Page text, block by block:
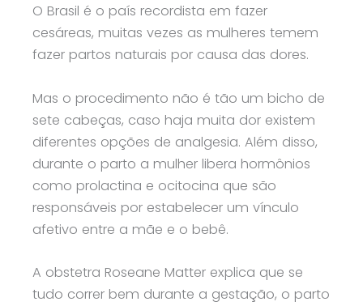
O Brasil é o país recordista em fazer
cesáreas, muitas vezes as mulheres temem
fazer partos naturais por causa das dores.
Mas o procedimento não é tão um bicho de
sete cabeças, caso haja muita dor existem
diferentes opções de analgesia. Além disso,
durante o parto a mulher libera hormônios
como prolactina e ocitocina que são
responsáveis por estabelecer um vínculo
afetivo entre a mãe e o bebê.
A obstetra Roseane Matter explica que se
tudo correr bem durante a gestação, o parto